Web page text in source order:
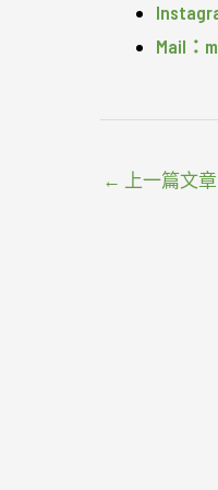
Mail：
← 上一篇文章